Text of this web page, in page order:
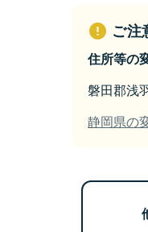
ご注
住所等の
磐田郡浅
静岡県の